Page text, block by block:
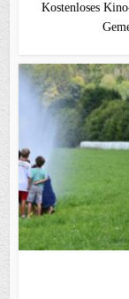
Kostenloses